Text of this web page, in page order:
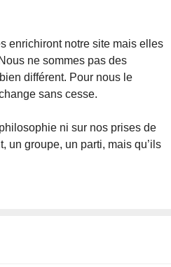
enrichiront notre site mais elles
ne sommes pas des
différent. Pour nous le
sans cesse.
ni sur nos prises de
un groupe, un parti, mais qu’ils